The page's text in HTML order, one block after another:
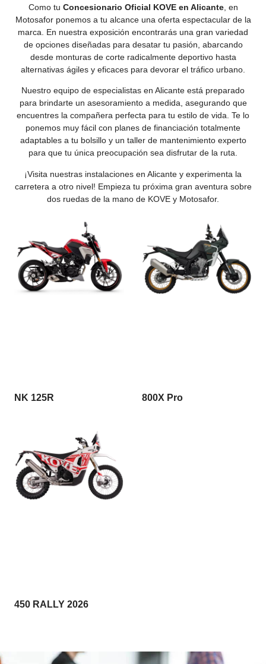
Como tu Concesionario Oficial KOVE en Alicante, en
Motosafor ponemos a tu alcance una oferta espectacular de la
marca. En nuestra exposición encontrarás una gran variedad
de opciones diseñadas para desatar tu pasión, abarcando
desde monturas de corte radicalmente deportivo hasta
alternativas ágiles y eficaces para devorar el tráfico urbano.
Nuestro equipo de especialistas en Alicante está preparado
para brindarte un asesoramiento a medida, asegurando que
encuentres la compañera perfecta para tu estilo de vida. Te lo
ponemos muy fácil con planes de financiación totalmente
adaptables a tu bolsillo y un taller de mantenimiento experto
para que tu única preocupación sea disfrutar de la ruta.
¡Visita nuestras instalaciones en Alicante y experimenta la
carretera a otro nivel! Empieza tu próxima gran aventura sobre
dos ruedas de la mano de KOVE y Motosafor.
NK 125R 800X Pro
450 RALLY 2026